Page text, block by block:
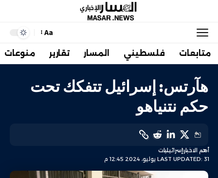
Aa
متابعات فلسطيني المسار تقارير منوعات
هآرتس: إسرائيل تتفكك تحت
حكم نتنياهو
LAST UPDATED: 31 يوليو، 2024 12:45 م
أهم الاخبارإسرائيليات